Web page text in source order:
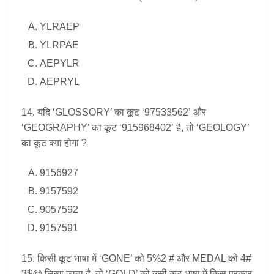
YLRAEP
YLRPAE
AEPYLR
AEPRYL
14. यदि ‘GLOSSORY’ का कूट ‘97533562’ और
‘GEOGRAPHY’ का कूट ‘915968402’ है, तो ‘GEOLOGY’
का कूट क्या होगा ?
9156927
9157592
9057592
9157591
15. किसी कूट भाषा में ‘GONE’ को 5%2 # और MEDAL को 4#